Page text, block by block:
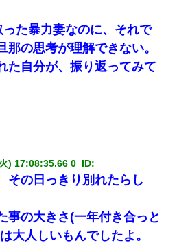
た暴力妻なのに、それで
那の思考が理解できない。
た自分が、振り返ってみて
) 17:08:35.66 0 ID:
その日っきり別れたらし
事の大きさ(一年付き合っと
大人しいもんでしたよ。